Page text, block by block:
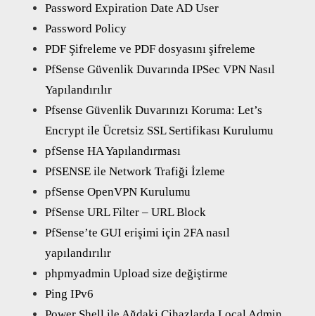
Password Expiration Date AD User
Password Policy
PDF Şifreleme ve PDF dosyasını şifreleme
PfSense Güvenlik Duvarında IPSec VPN Nasıl
Yapılandırılır
Pfsense Güvenlik Duvarınızı Koruma: Let’s
Encrypt ile Ücretsiz SSL Sertifikası Kurulumu
pfSense HA Yapılandırması
PfSENSE ile Network Trafiği İzleme
pfSense OpenVPN Kurulumu
PfSense URL Filter – URL Block
PfSense’te GUI erişimi için 2FA nasıl
yapılandırılır
phpmyadmin Upload size değiştirme
Ping IPv6